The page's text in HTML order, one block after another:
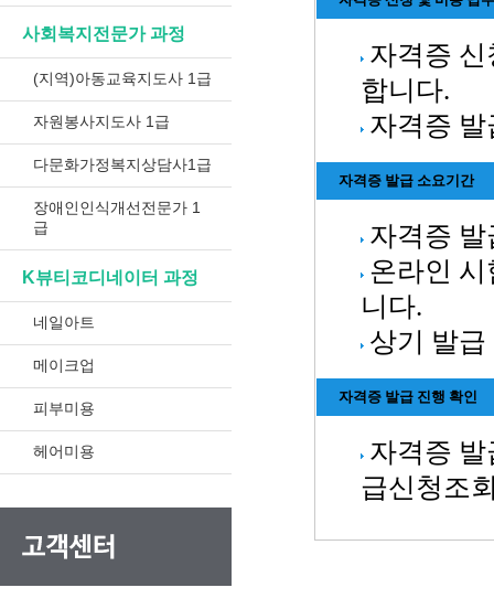
사회복지전문가 과정
(지역)아동교육지도사 1급
자원봉사지도사 1급
다문화가정복지상담사1급
장애인인식개선전문가 1
급
K뷰티코디네이터 과정
네일아트
메이크업
피부미용
헤어미용
자격증
합니다.
자격증
자격증 발급 소요기간
자격증 발
온라인
니다.
상기 발
자격증 발급 진행 확인
자격증
급신청조